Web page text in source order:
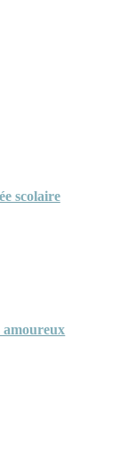
scolaire
amoureux